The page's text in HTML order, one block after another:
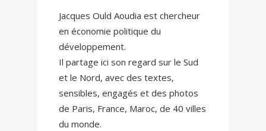
Jacques Ould Aoudia est chercheur
en économie politique du
développement.
Il partage ici son regard sur le Sud
et le Nord, avec des textes,
sensibles, engagés et des photos
de Paris, France, Maroc, de 40 villes
du monde.